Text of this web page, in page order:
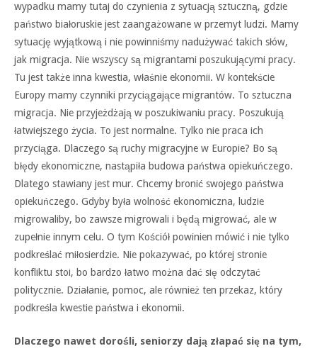
wypadku mamy tutaj do czynienia z sytuacją sztuczną, gdzie
państwo białoruskie jest zaangażowane w przemyt ludzi. Mamy
sytuację wyjątkową i nie powinniśmy nadużywać takich słów,
jak migracja. Nie wszyscy są migrantami poszukującymi pracy.
Tu jest także inna kwestia, właśnie ekonomii. W kontekście
Europy mamy czynniki przyciągające migrantów. To sztuczna
migracja. Nie przyjeżdżają w poszukiwaniu pracy. Poszukują
łatwiejszego życia. To jest normalne. Tylko nie praca ich
przyciąga. Dlaczego są ruchy migracyjne w Europie? Bo są
błędy ekonomiczne, nastąpiła budowa państwa opiekuńczego.
Dlatego stawiany jest mur. Chcemy bronić swojego państwa
opiekuńczego. Gdyby była wolność ekonomiczna, ludzie
migrowaliby, bo zawsze migrowali i będą migrować, ale w
zupełnie innym celu. O tym Kościół powinien mówić i nie tylko
podkreślać miłosierdzie. Nie pokazywać, po której stronie
konfliktu stoi, bo bardzo łatwo można dać się odczytać
politycznie. Działanie, pomoc, ale również ten przekaz, który
podkreśla kwestie państwa i ekonomii.
Dlaczego nawet dorośli, seniorzy dają złapać się na tym,